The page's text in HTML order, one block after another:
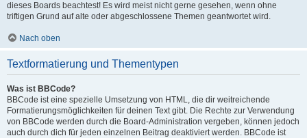
dieses Boards beachtest! Es wird meist nicht gerne gesehen, wenn ohne
triftigen Grund auf alte oder abgeschlossene Themen geantwortet wird.
Nach oben
Textformatierung und Thementypen
Was ist BBCode?
BBCode ist eine spezielle Umsetzung von HTML, die dir weitreichende
Formatierungsmöglichkeiten für deinen Text gibt. Die Rechte zur Verwendung
von BBCode werden durch die Board-Administration vergeben, können jedoch
auch durch dich für jeden einzelnen Beitrag deaktiviert werden. BBCode ist